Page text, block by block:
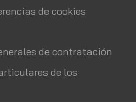
de cookies
de contratación
de los